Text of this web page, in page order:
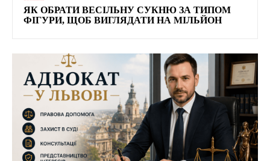
ЯК ОБРАТИ ВЕСІЛЬНУ СУКНЮ ЗА ТИПОМ
ФІГУРИ, ЩОБ ВИГЛЯДАТИ НА МІЛЬЙОН